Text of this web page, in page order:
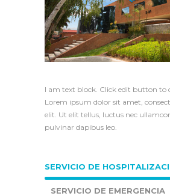
I am text block. Click edit button to
Lorem ipsum dolor sit amet,
elit. Ut elit tellus, luctus nec
pulvinar dapibus leo.
SERVICIO DE
SERVICIO DE EMERGENCIA